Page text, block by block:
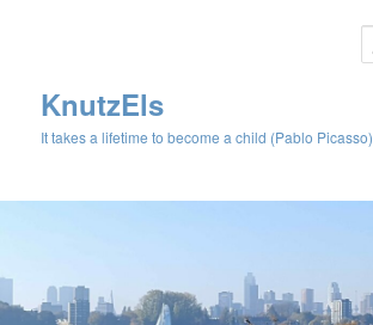
KnutzEls
It takes a lifetime to become a child (Pablo Picasso)